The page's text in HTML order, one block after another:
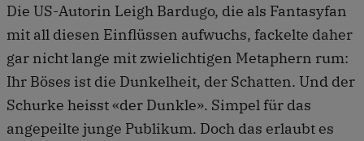
Die US-Autorin Leigh Bardugo, die als Fantasyfan
mit all diesen Einflüssen aufwuchs, fackelte daher
gar nicht lange mit zwielichtigen Metaphern rum:
Ihr Böses ist die Dunkelheit, der Schatten. Und der
Schurke heisst «der Dunkle». Simpel für das
angepeilte junge Publikum. Doch das erlaubt es